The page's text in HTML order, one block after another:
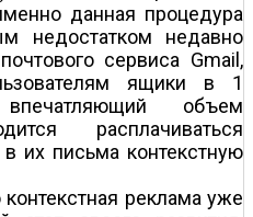
данная процедура
недостатком недавно
сервиса Gmail,
ящики в 1
объем
расплачиваться
их письма контекстную
реклама уже